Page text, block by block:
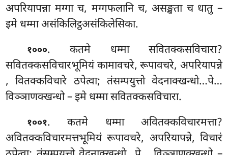
अपरियापन्ना मग्गा च, मग्गफलानि च, असङ्खता च धातु –
इमे धम्मा असंकिलिट्ठअसंकिलेसिका.
१०००. कतमे धम्मा सवितक्कसविचारा?
सवितक्कसविचारभूमियं कामावचरे, रूपावचरे, अपरियापन्ने
, वितक्कविचारे ठपेत्वा; तंसम्पयुत्तो वेदनाक्खन्धो…पे…
विञ्ञाणक्खन्धो – इमे धम्मा सवितक्कसविचारा.
१००१. कतमे धम्मा अवितक्कविचारमत्ता?
अवितक्कविचारमत्तभूमियं रूपावचरे, अपरियापन्ने, विचारं